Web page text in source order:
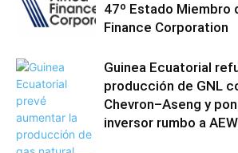
47º Estado Miembro
Finance Corporation
Guinea Ecuatorial
producción de GNL
Chevron–Aseng y
inversor rumbo a